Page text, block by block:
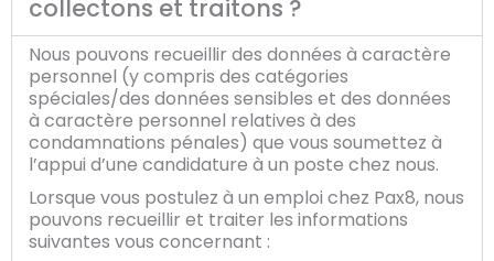
collectons et traitons ?
Nous pouvons recueillir des données à caractère
personnel (y compris des catégories
spéciales/des données sensibles et des données
à caractère personnel relatives à des
condamnations pénales) que vous soumettez à
l’appui d’une candidature à un poste chez nous.
Lorsque vous postulez à un emploi chez Pax8, nous
pouvons recueillir et traiter les informations
suivantes vous concernant :